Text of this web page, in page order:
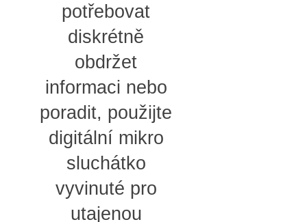
potřebovat
diskrétně
obdržet
informaci nebo
poradit, použijte
digitální mikro
sluchátko
vyvinuté pro
utajenou